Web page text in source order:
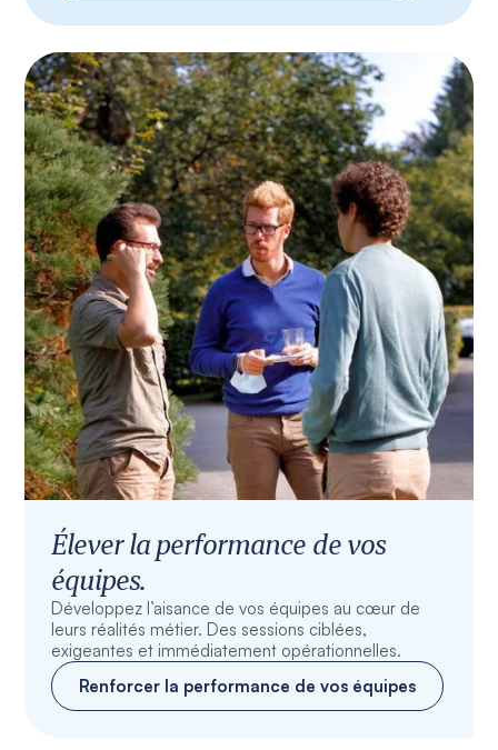
Élever la performance de vos
équipes.
Développez l’aisance de vos équipes au cœur de
leurs réalités métier. Des sessions ciblées,
exigeantes et immédiatement opérationnelles.
Renforcer la performance de vos équipes